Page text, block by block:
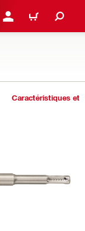
OU
PANIER
Caractéristiques et